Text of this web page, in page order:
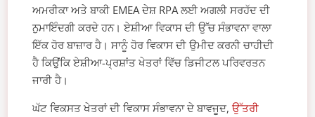
ਅਮਰੀਕਾ ਅਤੇ ਬਾਕੀ EMEA ਦੇਸ਼ RPA ਲਈ ਅਗਲੀ ਸਰਹੱਦ ਦੀ
ਨੁਮਾਇੰਦਗੀ ਕਰਦੇ ਹਨ। ਏਸ਼ੀਆ ਵਿਕਾਸ ਦੀ ਉੱਚ ਸੰਭਾਵਨਾ ਵਾਲਾ
ਇੱਕ ਹੋਰ ਬਾਜ਼ਾਰ ਹੈ। ਸਾਨੂੰ ਹੋਰ ਵਿਕਾਸ ਦੀ ਉਮੀਦ ਕਰਨੀ ਚਾਹੀਦੀ
ਹੈ ਕਿਉਂਕਿ ਏਸ਼ੀਆ-ਪ੍ਰਸ਼ਾਂਤ ਖੇਤਰਾਂ ਵਿੱਚ ਡਿਜੀਟਲ ਪਰਿਵਰਤਨ
ਜਾਰੀ ਹੈ।
ਘੱਟ ਵਿਕਸਤ ਖੇਤਰਾਂ ਦੀ ਵਿਕਾਸ ਸੰਭਾਵਨਾ ਦੇ ਬਾਵਜੂਦ,ਉੱਤਰੀ